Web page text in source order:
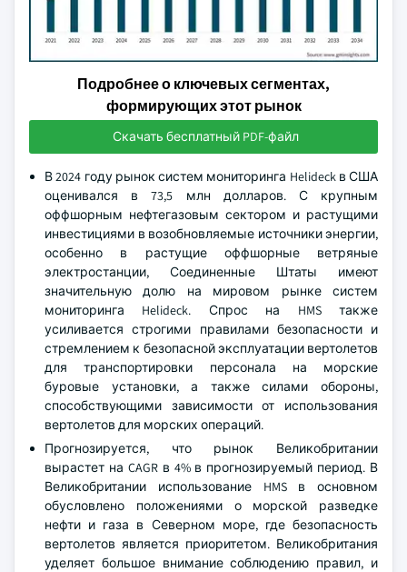
Подробнее о ключевых сегментах,
формирующих этот рынок
Скачать бесплатный PDF-файл
В 2024 году рынок систем мониторинга Helideck в США
оценивался в 73,5 млн долларов. С крупным
оффшорным нефтегазовым сектором и растущими
инвестициями в возобновляемые источники энергии,
особенно в растущие оффшорные ветряные
электростанции, Соединенные Штаты имеют
значительную долю на мировом рынке систем
мониторинга Helideck. Спрос на HMS также
усиливается строгими правилами безопасности и
стремлением к безопасной эксплуатации вертолетов
для транспортировки персонала на морские
буровые установки, а также силами обороны,
способствующими зависимости от использования
вертолетов для морских операций.
Прогнозируется, что рынок Великобритании
вырастет на CAGR в 4% в прогнозируемый период. В
Великобритании использование HMS в основном
обусловлено положениями о морской разведке
нефти и газа в Северном море, где безопасность
вертолетов является приоритетом. Великобритания
уделяет большое внимание соблюдению правил, и